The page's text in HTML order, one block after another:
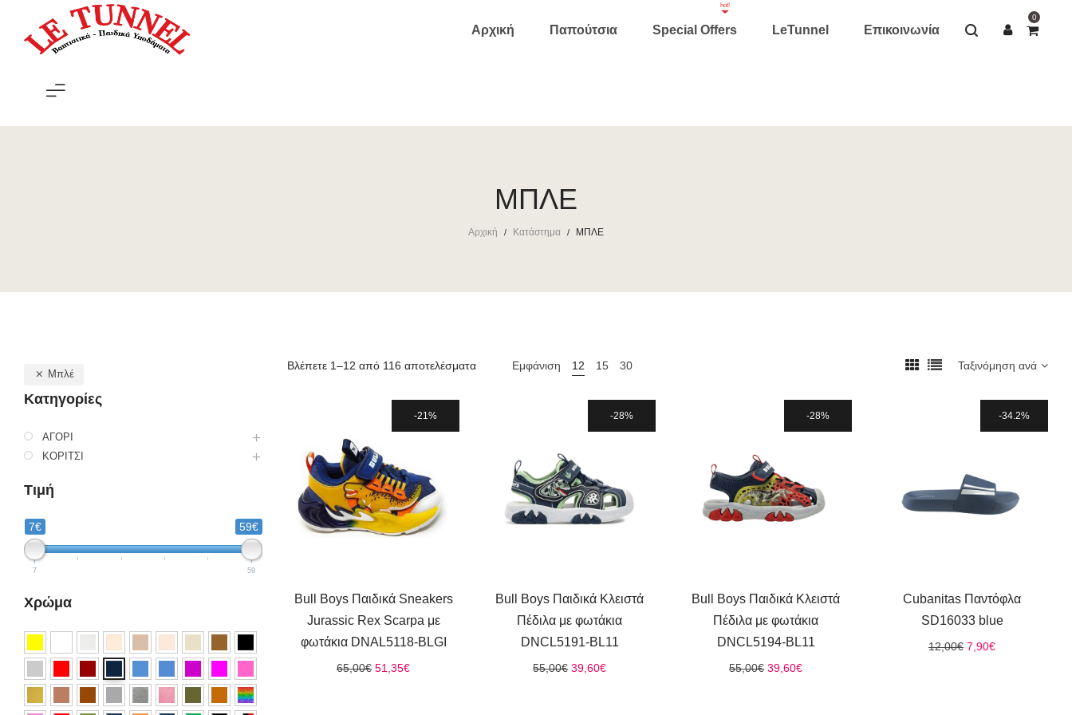
0
Αρχική Παπούτσια Special Offers
hot!
LeTunnel Επικοινωνία
ΜΠΛΕ
Αρχική / Κατάστημα / ΜΠΛΕ
Βλέπετε 1–12 από 116 αποτελέσματα Εμφάνιση 12 15 30 Ταξινόμηση ανά
21%
Bull Boys Παιδικά Sneakers
Jurassic Rex Scarpa με
φωτάκια DNAL5118-BLGI
65,00€ Original
51,35€Η
28%
Bull Boys Παιδικά Κλειστά
Πέδιλα με φωτάκια
DNCL5191-BL11
55,00€ Original
39,60€Η
28%
Bull Boys Παιδικά Κλειστά
Πέδιλα με φωτάκια
DΝCL5194-ΒL11
55,00€ Original
39,60€Η
34.2%
Cubanitas Παντόφλα
SD16033 blue
12,00€ Original
7,90€Η
Μπλέ
Κατηγορίες
ΑΓΟΡΙ
ΚΟΡΙΤΣΙ
Τιμή
7€ 59€
7 59
Χρώμα